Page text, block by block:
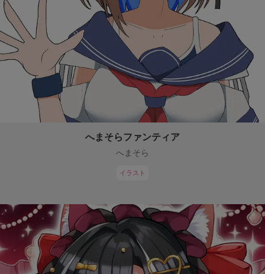
へまそらファンティア
へまそら
イラスト